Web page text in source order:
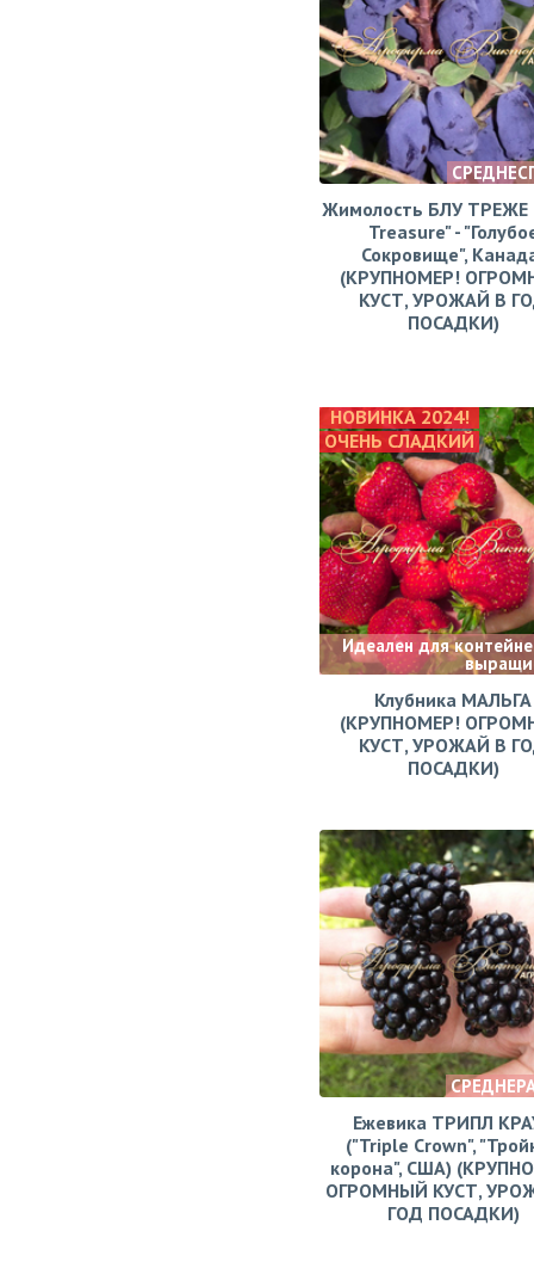
Жимолость БЛУ ТРЕЖЕ
Treasure" -
Сокровище",
(КРУПНОМЕР!
КУСТ, УРОЖАЙ В
ПОСАДКИ)
НОВИНКА 2024!
ОЧЕНЬ СЛАДКИЙ
Идеален для
Клубника МАЛЬГА
(КРУПНОМЕР!
КУСТ, УРОЖАЙ В
ПОСАДКИ)
Ежевика ТРИПЛ
("Triple Crown",
корона", США)
ОГРОМНЫЙ КУСТ,
ГОД ПОСАДКИ)